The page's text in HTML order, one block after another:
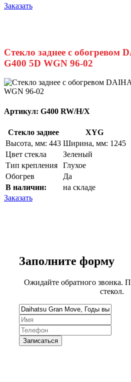
Заказать
Стекло заднее с обогревом
G400 5D WGN 96-02
Артикул: G400 RW/H/X
Стекло заднее
XYG
Высота, мм: 443 Ширина, мм: 1245
Цвет стекла
Зеленый
Тип крепления
Глухое
Обогрев
Да
В наличии:
на складе
Заказать
Заполните форму
Ожидайте обратного звонка.
стекол.